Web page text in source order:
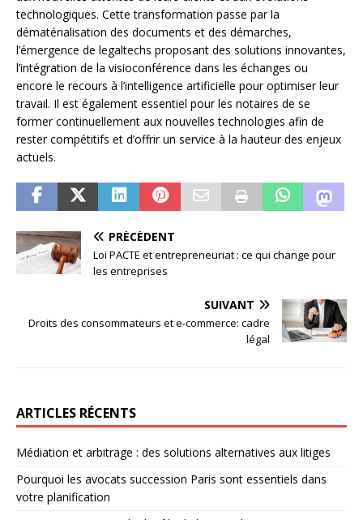
technologiques. Cette transformation passe par la
dématérialisation des documents et des démarches,
l’émergence de legaltechs proposant des solutions innovantes,
l’intégration de la visioconférence dans les échanges ou
encore le recours à l’intelligence artificielle pour optimiser leur
travail. Il est également essentiel pour les notaires de se
former continuellement aux nouvelles technologies afin de
rester compétitifs et d’offrir un service à la hauteur des enjeux
actuels.
PRÉCÉDENT
Loi PACTE et entrepreneuriat : ce qui change pour
les entreprises
SUIVANT
Droits des consommateurs et e-commerce: cadre
légal
ARTICLES RÉCENTS
Médiation et arbitrage : des solutions alternatives aux litiges
Pourquoi les avocats succession Paris sont essentiels dans
votre planification